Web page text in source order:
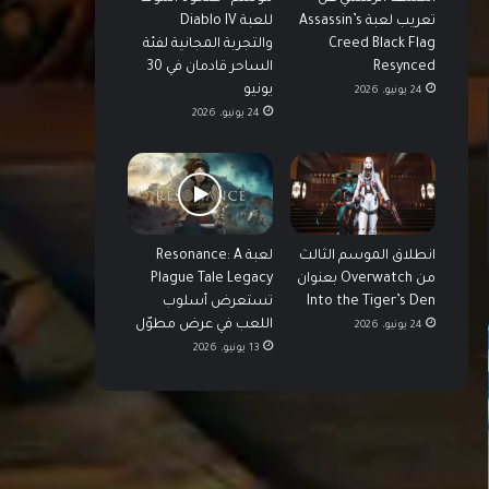
تعريب لعبة Assassin’s
Creed Black Flag
Resynced
24 يونيو، 2026
للعبة Diablo IV
والتجربة المجانية لفئة
الساحر قادمان في 30
يونيو
24 يونيو، 2026
انطلاق الموسم الثالث
من Overwatch بعنوان
Into the Tiger’s Den
24 يونيو، 2026
لعبة Resonance: A
Plague Tale Legacy
تستعرض أسلوب
اللعب في عرض مطوّل
13 يونيو، 2026